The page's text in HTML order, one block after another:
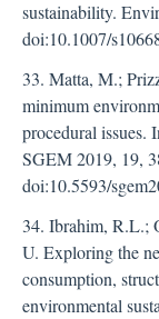
sustainability.
doi:10.1007/
33. Matta, M.;
minimum
procedural issues.
SGEM 2019, 19,
doi:10.5593/
34. Ibrahim, R.L.;
U. Exploring the
consumption,
environmental